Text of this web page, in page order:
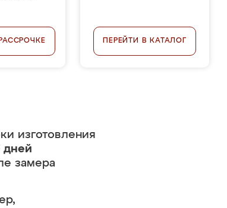
ПЕРЕЙТИ В КАТАЛОГ
изготовления
дней
замера